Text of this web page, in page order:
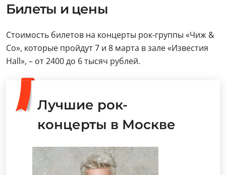
Билеты и цены
Стоимость билетов на концерты рок-группы «Чиж &
Co», которые пройдут 7 и 8 марта в зале «Известия
Hall», – от 2400 до 6 тысяч рублей.
Лучшие рок-
концерты в Москве